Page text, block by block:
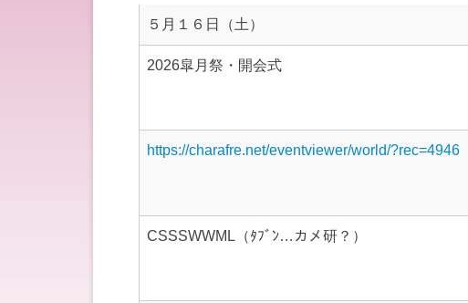
５月１６日（土）
2026皐月祭・開会式
https://charafre.net/eventviewer/world/?rec=4946
CSSSWWML（ﾀﾌﾞﾝ…カメ研？）